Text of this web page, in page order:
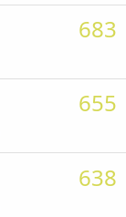
683
655
638